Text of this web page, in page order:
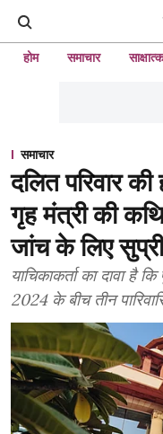
होम समाचार
समाचार
दलित परिवार
गृह मंत्री की
जांच के लिए
याचिकाकर्ता का दावा है
2024 के बीच तीन